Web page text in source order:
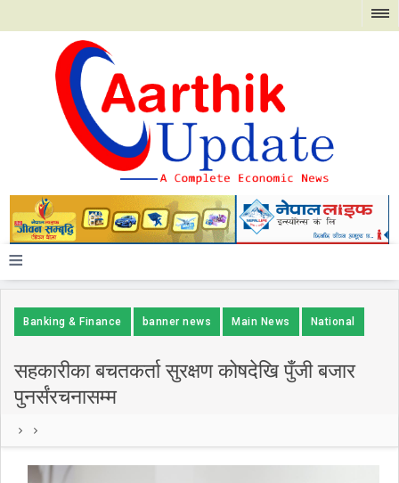
≡
Banking & Finance banner news Main News National
सहकारीका बचतकर्ता सुरक्षण कोषदेखि पुँजी बजार
पुनर्संरचनासम्म